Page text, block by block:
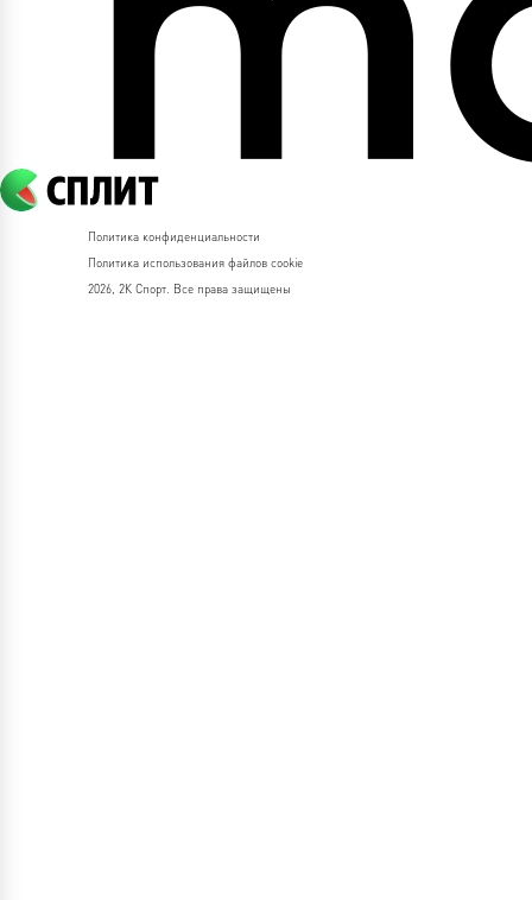
Политика конфиденциальности
Политика использования файлов cookie
2026, 2К Спорт. Все права защищены